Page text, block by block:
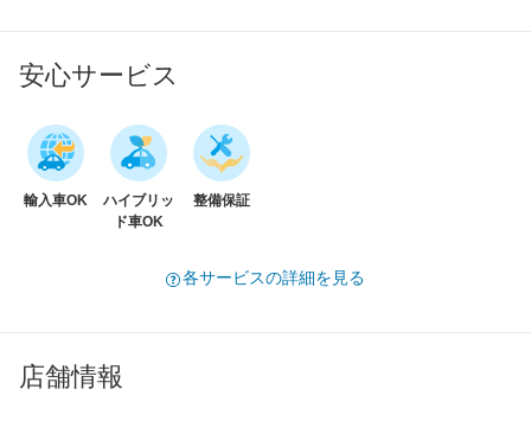
安心サービス
輸入車OK
ハイブリッ
ド車OK
整備保証
各サービスの詳細を見る
店舗情報